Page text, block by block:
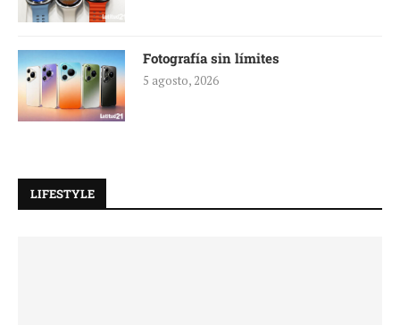
Fotografía sin límites
5 agosto, 2026
LIFESTYLE